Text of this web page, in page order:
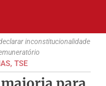
inconstitucionalidade
, TSE